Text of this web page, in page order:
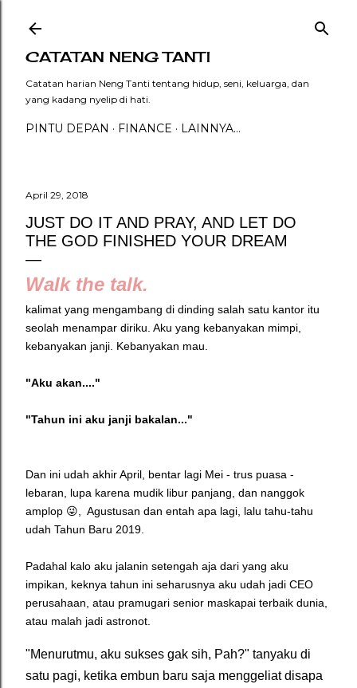
CATATAN NENG TANTI
Catatan harian Neng Tanti tentang hidup, seni, keluarga, dan
yang kadang nyelip di hati.
PINTU DEPAN FINANCE LAINNYA…
April 29, 2018
JUST DO IT AND PRAY, AND LET DO
THE GOD FINISHED YOUR DREAM
Walk the talk.
kalimat yang mengambang di dinding salah satu kantor itu
seolah menampar diriku. Aku yang kebanyakan mimpi,
kebanyakan janji. Kebanyakan mau.
"Aku akan...."
"Tahun ini aku janji bakalan..."
Dan ini udah akhir April, bentar lagi Mei - trus puasa -
lebaran, lupa karena mudik libur panjang, dan nanggok
amplop 😜, Agustusan dan entah apa lagi, lalu tahu-tahu
udah Tahun Baru 2019.
Padahal kalo aku jalanin setengah aja dari yang aku
impikan, keknya tahun ini seharusnya aku udah jadi CEO
perusahaan, atau pramugari senior maskapai terbaik dunia,
atau malah jadi astronot.
"Menurutmu, aku sukses gak sih, Pah?" tanyaku di
satu pagi, ketika embun baru saja menggeliat disapa